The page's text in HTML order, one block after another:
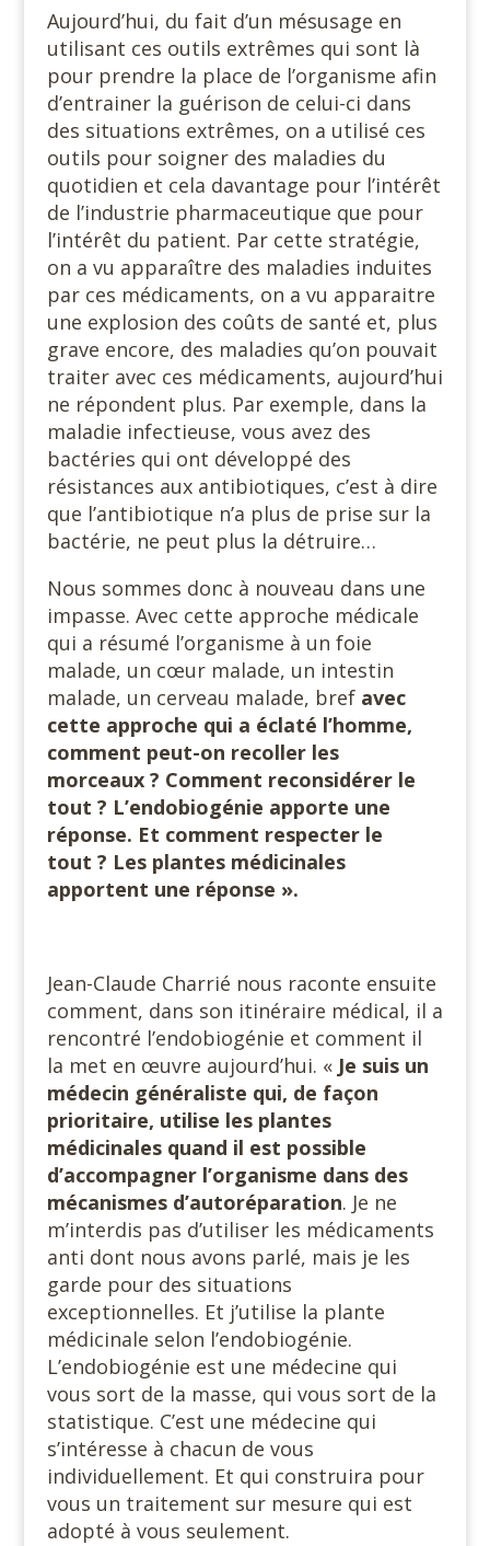
Aujourd’hui, du fait d’un mésusage en
utilisant ces outils extrêmes qui sont là
pour prendre la place de l’organisme afin
d’entrainer la guérison de celui-ci dans
des situations extrêmes, on a utilisé ces
outils pour soigner des maladies du
quotidien et cela davantage pour l’intérêt
de l’industrie pharmaceutique que pour
l’intérêt du patient. Par cette stratégie,
on a vu apparaître des maladies induites
par ces médicaments, on a vu apparaitre
une explosion des coûts de santé et, plus
grave encore, des maladies qu’on pouvait
traiter avec ces médicaments, aujourd’hui
ne répondent plus. Par exemple, dans la
maladie infectieuse, vous avez des
bactéries qui ont développé des
résistances aux antibiotiques, c’est à dire
que l’antibiotique n’a plus de prise sur la
bactérie, ne peut plus la détruire…
Nous sommes donc à nouveau dans une
impasse. Avec cette approche médicale
qui a résumé l’organisme à un foie
malade, un cœur malade, un intestin
malade, un cerveau malade, bref avec
cette approche qui a éclaté l’homme,
comment peut-on recoller les
morceaux ? Comment reconsidérer le
tout ? L’endobiogénie apporte une
réponse. Et comment respecter le
tout ? Les plantes médicinales
apportent une réponse ».
Jean-Claude Charrié nous raconte ensuite
comment, dans son itinéraire médical, il a
rencontré l’endobiogénie et comment il
la met en œuvre aujourd’hui. « Je suis un
médecin généraliste qui, de façon
prioritaire, utilise les plantes
médicinales quand il est possible
d’accompagner l’organisme dans des
mécanismes d’autoréparation. Je ne
m’interdis pas d’utiliser les médicaments
anti dont nous avons parlé, mais je les
garde pour des situations
exceptionnelles. Et j’utilise la plante
médicinale selon l’endobiogénie.
L’endobiogénie est une médecine qui
vous sort de la masse, qui vous sort de la
statistique. C’est une médecine qui
s’intéresse à chacun de vous
individuellement. Et qui construira pour
vous un traitement sur mesure qui est
adopté à vous seulement.